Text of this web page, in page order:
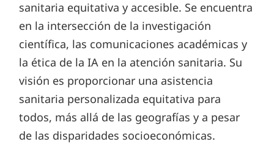
sanitaria equitativa y accesible. Se encuentra
en la intersección de la investigación
científica, las comunicaciones académicas y
la ética de la IA en la atención sanitaria. Su
visión es proporcionar una asistencia
sanitaria personalizada equitativa para
todos, más allá de las geografías y a pesar
de las disparidades socioeconómicas.